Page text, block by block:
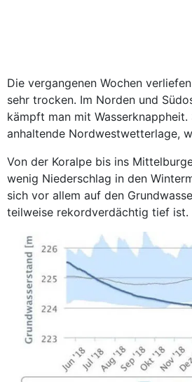
Die vergangenen Wochen
sehr trocken. Im Norden und
kämpft man mit
anhaltende Nordwestwetterlage,
Von der Koralpe bis ins
wenig Niederschlag in den
sich vor allem auf den
teilweise rekordverdächtig tief ist.